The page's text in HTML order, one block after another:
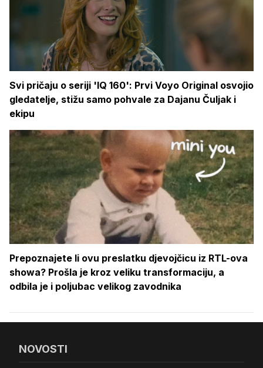
Svi pričaju o seriji 'IQ 160': Prvi Voyo Original osvojio
gledatelje, stižu samo pohvale za Dajanu Čuljak i
ekipu
Prepoznajete li ovu preslatku djevojčicu iz RTL-ova
showa? Prošla je kroz veliku transformaciju, a
odbila je i poljubac velikog zavodnika
NOVOSTI